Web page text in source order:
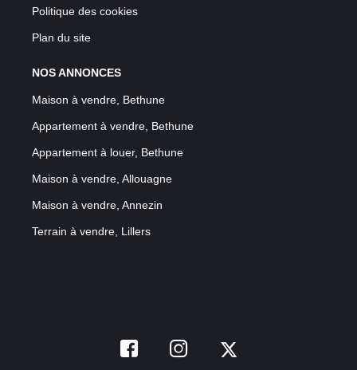
Politique des cookies
Plan du site
NOS ANNONCES
Maison à vendre, Bethune
Appartement à vendre, Bethune
Appartement à louer, Bethune
Maison à vendre, Allouagne
Maison à vendre, Annezin
Terrain à vendre, Lillers